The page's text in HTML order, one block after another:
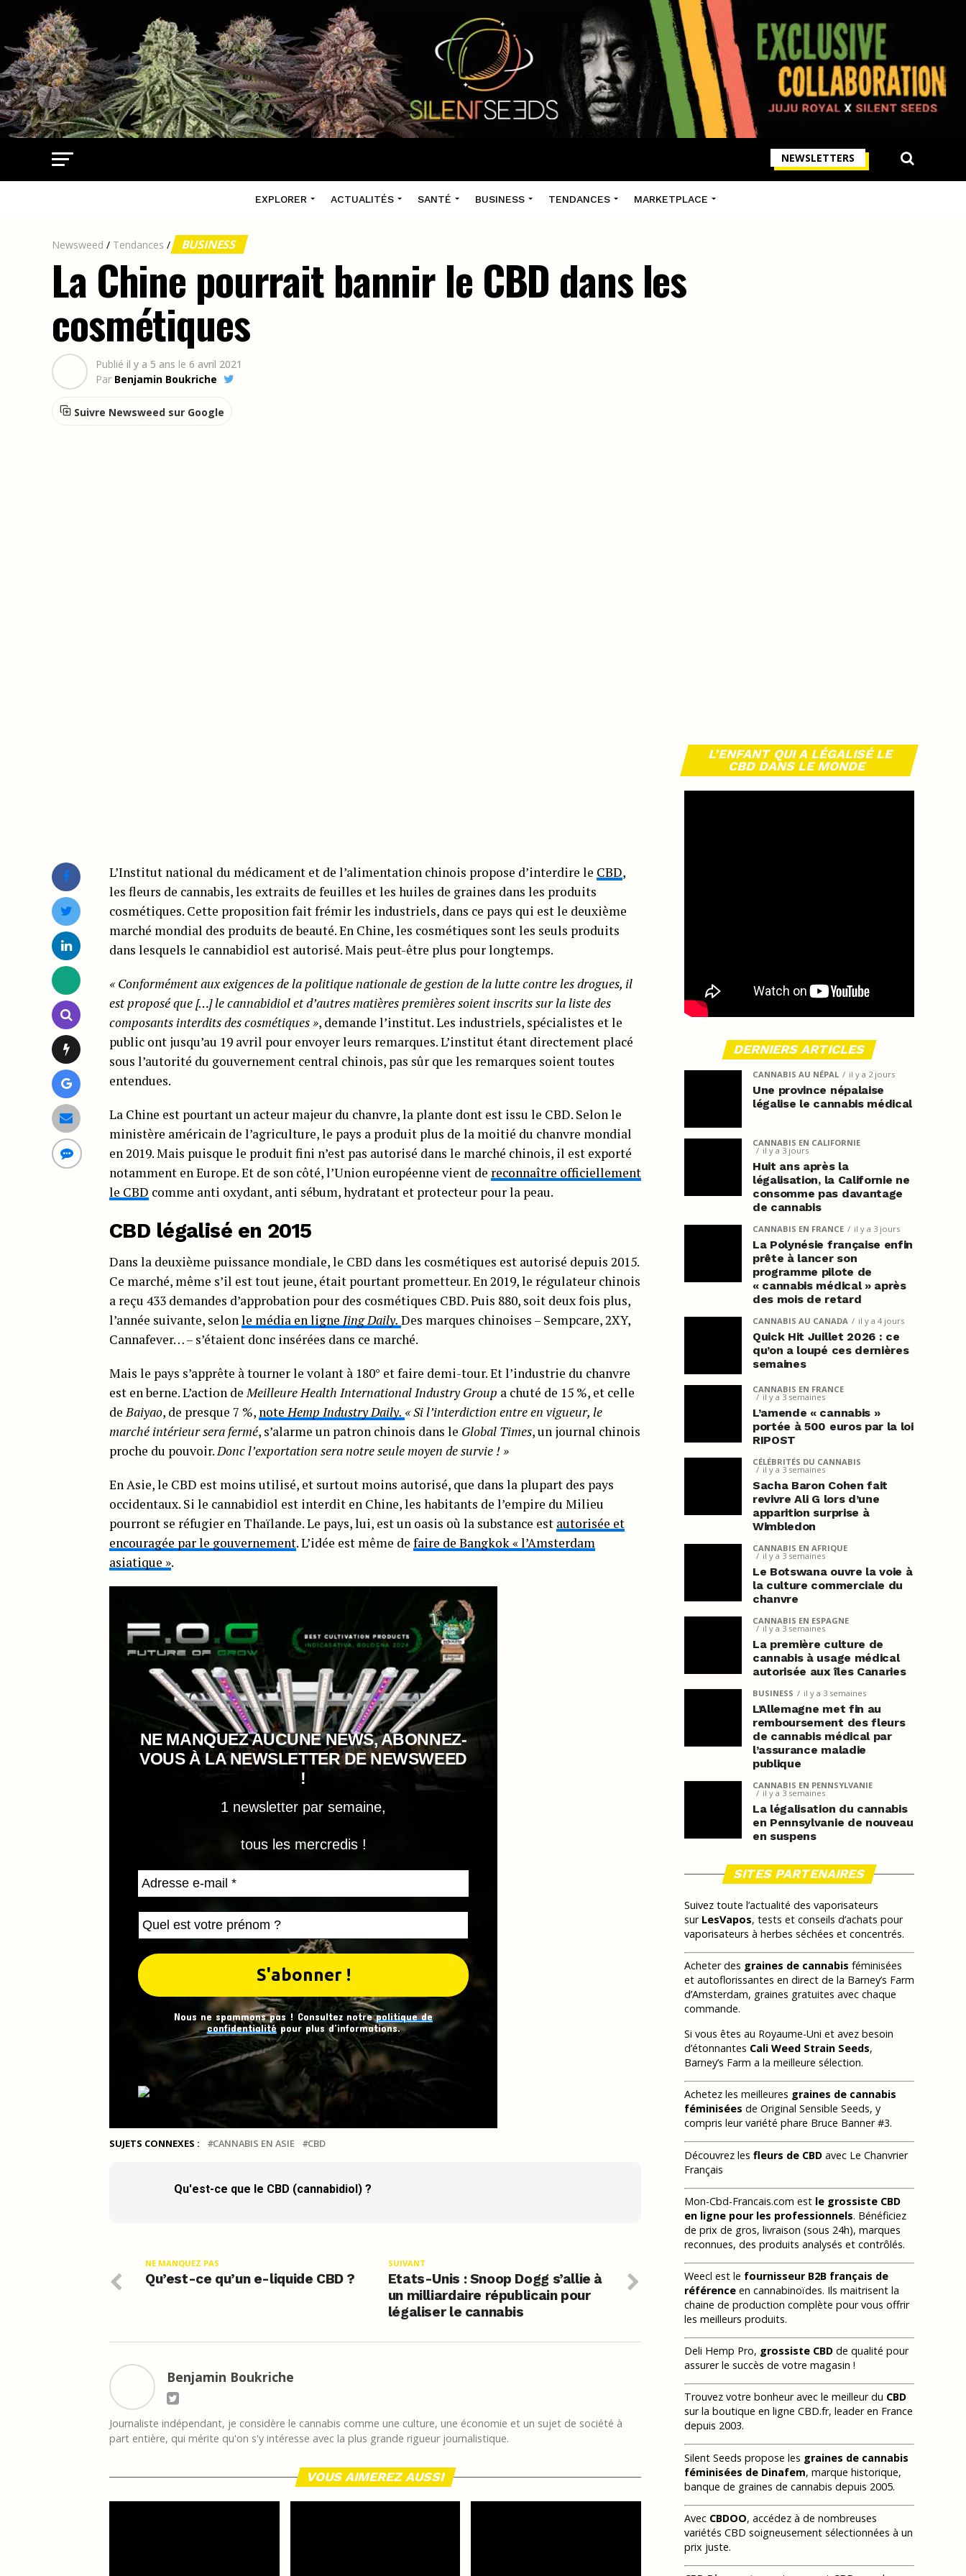
NEWSLETTERS
EXPLORER ACTUALITÉS SANTÉ BUSINESS TENDANCES MARKETPLACE
Newsweed / Tendances / BUSINESS
La Chine pourrait bannir le CBD dans les
cosmétiques
Publié il y a 5 ans le 6 avril 2021
Par Benjamin Boukriche
Suivre Newsweed sur Google
L’Institut national du médicament et de l’alimentation chinois propose d’interdire le CBD,
les fleurs de cannabis, les extraits de feuilles et les huiles de graines dans les produits
cosmétiques. Cette proposition fait frémir les industriels, dans ce pays qui est le deuxième
marché mondial des produits de beauté. En Chine, les cosmétiques sont les seuls produits
dans lesquels le cannabidiol est autorisé. Mais peut-être plus pour longtemps.
« Conformément aux exigences de la politique nationale de gestion de la lutte contre les drogues, il
est proposé que […] le cannabidiol et d’autres matières premières soient inscrits sur la liste des
composants interdits des cosmétiques », demande l’institut. Les industriels, spécialistes et le
public ont jusqu’au 19 avril pour envoyer leurs remarques. L’institut étant directement placé
sous l’autorité du gouvernement central chinois, pas sûr que les remarques soient toutes
entendues.
La Chine est pourtant un acteur majeur du chanvre, la plante dont est issu le CBD. Selon le
ministère américain de l’agriculture, le pays a produit plus de la moitié du chanvre mondial
en 2019. Mais puisque le produit fini n’est pas autorisé dans le marché chinois, il est exporté
notamment en Europe. Et de son côté, l’Union européenne vient de reconnaître officiellement
le CBD comme anti oxydant, anti sébum, hydratant et protecteur pour la peau.
CBD légalisé en 2015
Dans la deuxième puissance mondiale, le CBD dans les cosmétiques est autorisé depuis 2015.
Ce marché, même s’il est tout jeune, était pourtant prometteur. En 2019, le régulateur chinois
a reçu 433 demandes d’approbation pour des cosmétiques CBD. Puis 880, soit deux fois plus,
l’année suivante, selonle média en ligne Jing Daily. Des marques chinoises – Sempcare, 2XY,
Cannafever… – s’étaient donc insérées dans ce marché.
Mais le pays s’apprête à tourner le volant à 180° et faire demi-tour. Et l’industrie du chanvre
est en berne. L’action deMeilleure Health International Industry Group a chuté de 15 %, et celle
deBaiyao, de presque 7 %, noteHemp Industry Daily. « Si l’interdiction entre en vigueur, le
marché intérieur sera fermé, s’alarme un patron chinois dans le Global Times, un journal chinois
proche du pouvoir.Donc l’exportation sera notre seule moyen de survie ! »
En Asie, le CBD est moins utilisé, et surtout moins autorisé, que dans la plupart des pays
occidentaux. Si le cannabidiol est interdit en Chine, les habitants de l’empire du Milieu
pourront se réfugier en Thaïlande. Le pays, lui, est un oasis où la substance est autorisée et
encouragée par le gouvernement. L’idée est même de faire de Bangkok « l’Amsterdam
asiatique ».
NE MANQUEZ AUCUNE NEWS, ABONNEZ-
VOUS À LA NEWSLETTER DE NEWSWEED
!
1 newsletter par semaine,
tous les mercredis !
Nous ne spammons pas ! Consultez notrepolitique de
confidentialitépour plus d’informations.
SUJETS CONNEXES : CANNABIS EN ASIE CBD
Qu'est-ce que le CBD (cannabidiol) ?
SUIVANT
Etats-Unis : Snoop Dogg s’allie à
un milliardaire républicain pour
légaliser le cannabis
NE MANQUEZ PAS
Qu’est-ce qu’un e-liquide CBD ?
Benjamin Boukriche
Journaliste indépendant, je considère le cannabis comme une culture, une économie et un sujet de société à
part entière, qui mérite qu'on s'y intéresse avec la plus grande rigueur journalistique.
VOUS AIMEREZ AUSSI
L’ENFANT QUI A LÉGALISÉ LE
CBD DANS LE MONDE
DERNIERS ARTICLES
CANNABIS AU NÉPAL il y a 2 jours
Une province népalaise
légalise le cannabis médical
CANNABIS EN CALIFORNIE
il y a 3 jours
Huit ans après la
légalisation, la Californie ne
consomme pas davantage
de cannabis
CANNABIS EN FRANCE il y a 3 jours
La Polynésie française enfin
prête à lancer son
programme pilote de
« cannabis médical » après
des mois de retard
CANNABIS AU CANADA il y a 4 jours
Quick Hit Juillet 2026 : ce
qu’on a loupé ces dernières
semaines
CANNABIS EN FRANCE
il y a 3 semaines
L’amende « cannabis »
portée à 500 euros par la loi
RIPOST
CÉLÉBRITÉS DU CANNABIS
il y a 3 semaines
Sacha Baron Cohen fait
revivre Ali G lors d’une
apparition surprise à
Wimbledon
CANNABIS EN AFRIQUE
il y a 3 semaines
Le Botswana ouvre la voie à
la culture commerciale du
chanvre
CANNABIS EN ESPAGNE
il y a 3 semaines
La première culture de
cannabis à usage médical
autorisée aux îles Canaries
BUSINESS il y a 3 semaines
L’Allemagne met fin au
remboursement des fleurs
de cannabis médical par
l’assurance maladie
publique
CANNABIS EN PENNSYLVANIE
il y a 3 semaines
La légalisation du cannabis
en Pennsylvanie de nouveau
en suspens
SITES PARTENAIRES
Suivez toute l’actualité des vaporisateurs
sur LesVapos, tests et conseils d’achats pour
vaporisateurs à herbes séchées et concentrés.
Acheter des graines de cannabis féminisées
et autoflorissantes en direct de la Barney’s Farm
d’Amsterdam, graines gratuites avec chaque
commande.
Si vous êtes au Royaume-Uni et avez besoin
d’étonnantes Cali Weed Strain Seeds,
Barney’s Farm a la meilleure sélection.
Achetez les meilleures graines de cannabis
féminisées de Original Sensible Seeds, y
compris leur variété phare Bruce Banner #3.
Découvrez les fleurs de CBD avec Le Chanvrier
Français
Mon-Cbd-Francais.com est le grossiste CBD
en ligne pour les professionnels. Bénéficiez
de prix de gros, livraison (sous 24h), marques
reconnues, des produits analysés et contrôlés.
Weecl est le fournisseur B2B français de
référence en cannabinoïdes. Ils maitrisent la
chaine de production complète pour vous offrir
les meilleurs produits.
Deli Hemp Pro, grossiste CBD de qualité pour
assurer le succès de votre magasin !
Trouvez votre bonheur avec le meilleur du CBD
sur la boutique en ligne CBD.fr, leader en France
depuis 2003.
Silent Seeds propose les graines de cannabis
féminisées de Dinafem, marque historique,
banque de graines de cannabis depuis 2005.
Avec CBDOO, accédez à de nombreuses
variétés CBD soigneusement sélectionnées à un
prix juste.